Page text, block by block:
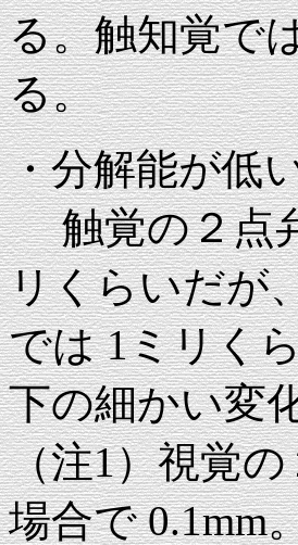
る。触知覚で
る。
・分解能が低
触覚の２点弁
リくらいだが
では 1ミリく
下の細かい変
（注1）視覚
場合で 0.1mm